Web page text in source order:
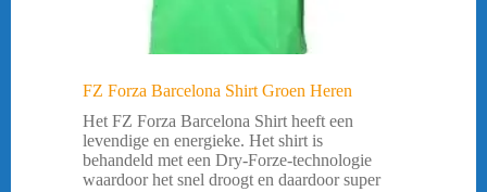
FZ Forza Barcelona Shirt Groen Heren
Het FZ Forza Barcelona Shirt heeft een
levendige en energieke. Het shirt is
behandeld met een Dry-Forze-technologie
waardoor het snel droogt en daardoor super